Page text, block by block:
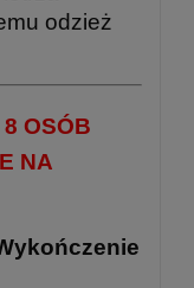
odzież
OSÓB
NA